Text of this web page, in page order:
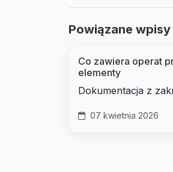
Powiązane wpisy
Co zawiera operat
elementy
Dokumentacja z
07 kwietnia 2026